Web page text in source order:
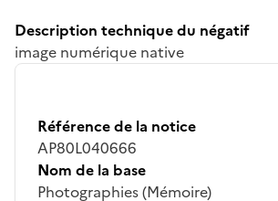
Description technique du négatif
image numérique native
Référence de la notice
AP80L040666
Nom de la base
Photographies (Mémoire)